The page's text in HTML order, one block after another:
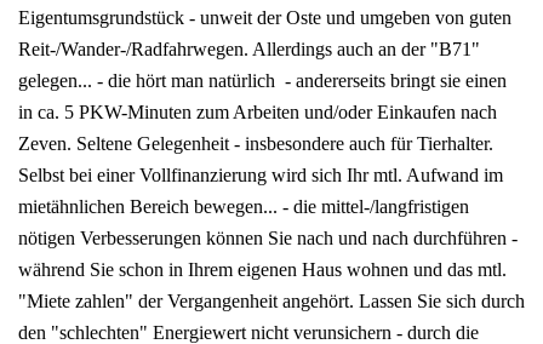
Eigentumsgrundstück - unweit der Oste und umgeben von guten
Reit-/Wander-/Radfahrwegen. Allerdings auch an der "B71"
gelegen... - die hört man natürlich - andererseits bringt sie einen
in ca. 5 PKW-Minuten zum Arbeiten und/oder Einkaufen nach
Zeven. Seltene Gelegenheit - insbesondere auch für Tierhalter.
Selbst bei einer Vollfinanzierung wird sich Ihr mtl. Aufwand im
mietähnlichen Bereich bewegen... - die mittel-/langfristigen
nötigen Verbesserungen können Sie nach und nach durchführen -
während Sie schon in Ihrem eigenen Haus wohnen und das mtl.
"Miete zahlen" der Vergangenheit angehört. Lassen Sie sich durch
den "schlechten" Energiewert nicht verunsichern - durch die